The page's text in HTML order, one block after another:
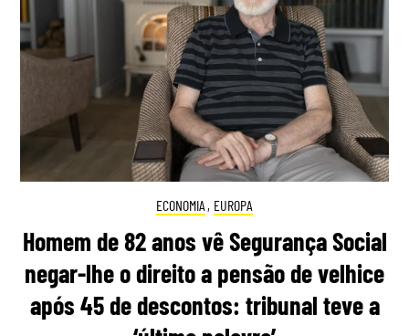
ECONOMIA , EUROPA
Homem de 82 anos vê Segurança Social
negar-lhe o direito a pensão de velhice
após 45 de descontos: tribunal teve a